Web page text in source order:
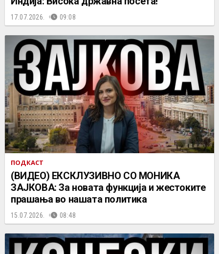
17.07.2026. 09:08
ПОДКАСТ
(ВИДЕО) ЕКСКЛУЗИВНО СО МОНИКА
ЗАЈКОВА: За новата функција и жестоките
прашања во нашата политика
15.07.2026. 08:48